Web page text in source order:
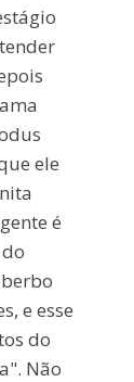
ele
é
e esse
do
Não